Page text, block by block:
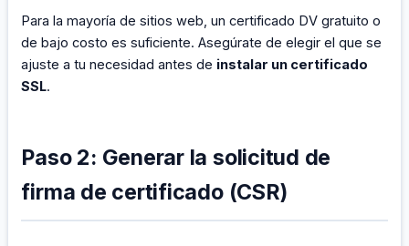
Para la mayoría de sitios web, un certificado DV gratuito o
de bajo costo es suficiente. Asegúrate de elegir el que se
ajuste a tu necesidad antes de instalar un certificado
SSL.
Paso 2: Generar la solicitud de
firma de certificado (CSR)